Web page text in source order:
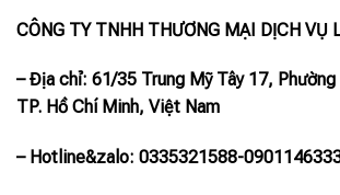
CÔNG TY TNHH THƯƠNG MẠI DỊCH VỤ
– Địa chỉ: 61/35 Trung Mỹ Tây 17, Phường
TP. Hồ Chí Minh, Việt Nam
– Hotline&zalo: 0335321588-